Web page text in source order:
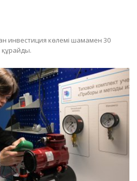
инвестиция көлемі шамамен 30